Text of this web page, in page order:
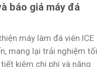
báo giá máy đá
máy làm đá viên ICE
mang lại trải nghiệm tối
kiệm chi phí và năng